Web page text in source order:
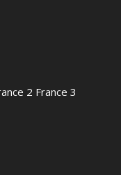
2 France 3